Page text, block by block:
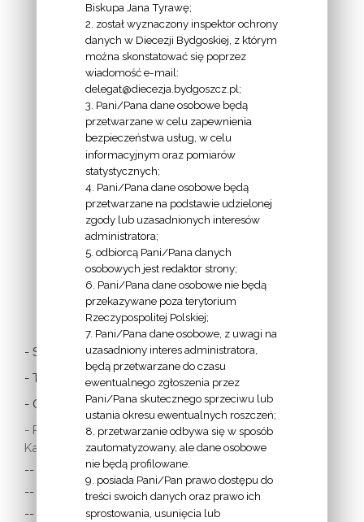
Z
EKAI.PL:
INFORMACJE
EPISKOPATU
POLSKI:
LINKI
- Stolica Apostolska
- Twitter Papieża
- Czytania z dnia
- Polska Misja
Katolicka:
-- w Austrii
-- w Anglii i Walii
-- w Irlandii
Biskupa Jana Tyrawę;
2. został wyznaczony inspektor ochrony
danych w Diecezji Bydgoskiej, z którym
można skonstatować się poprzez
wiadomość e-mail:
delegat@diecezja.bydgoszcz.pl;
3. Pani/Pana dane osobowe będą
przetwarzane w celu zapewnienia
bezpieczeństwa usług, w celu
informacyjnym oraz pomiarów
statystycznych;
4. Pani/Pana dane osobowe będą
przetwarzane na podstawie udzielonej
zgody lub uzasadnionych interesów
administratora;
5. odbiorcą Pani/Pana danych
osobowych jest redaktor strony;
6. Pani/Pana dane osobowe nie będą
przekazywane poza terytorium
Rzeczypospolitej Polskiej;
7. Pani/Pana dane osobowe, z uwagi na
uzasadniony interes administratora,
będą przetwarzane do czasu
ewentualnego zgłoszenia przez
Pani/Pana skutecznego sprzeciwu lub
ustania okresu ewentualnych roszczeń;
8. przetwarzanie odbywa się w sposób
zautomatyzowany, ale dane osobowe
nie będą profilowane.
9. posiada Pani/Pan prawo dostępu do
treści swoich danych oraz prawo ich
sprostowania, usunięcia lub